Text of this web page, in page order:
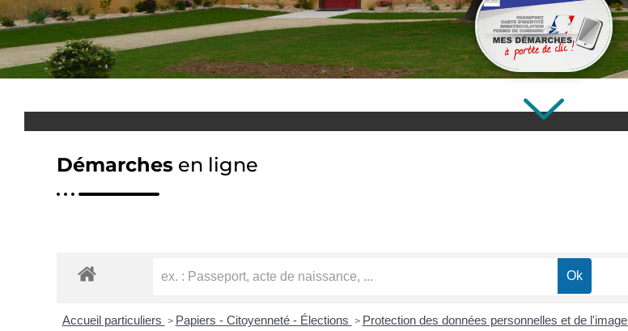
Démarches en ligne
Accueil particuliers > Papiers - Citoyenneté - Élections > Protection des données personnelles et de l'image